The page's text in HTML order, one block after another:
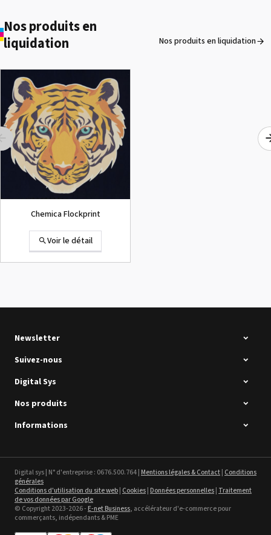
Voir le détail
ROLAND DG VersaArt RE-640 /
OCCASION
Voir le détail
Sefa ROTEX LITE - occasion
Voir le détail
Nos produits en
liquidation
Nos produits en liquidation
Chemica Flockprint
Voir le détail
Intec Holographic Milkyway
Flaring Film
Newsletter
Suivez-nous
Digital Sys
Nos produits
Informations
Digital sys | N° d'entreprise : 0676.500.764 |Mentions légales & Contact| Conditions
générales
Conditions d'utilisation du site web| Cookies|Données personnelles| Traitement
de vos données par Google
© Copyright 2023-2026 -E-net Business, accélérateur d'e-commerce pour
commerçants, indépendants & PME